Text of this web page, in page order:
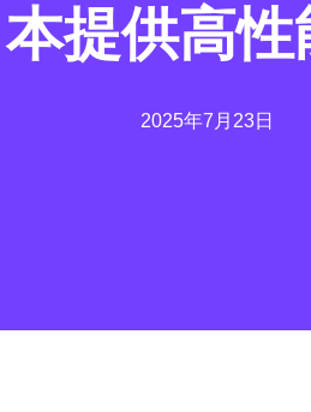
提供高
2025年7月23日